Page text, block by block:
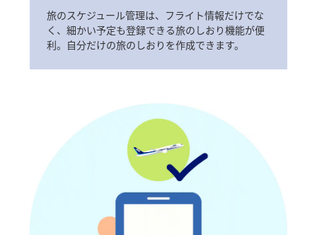
旅のスケジュール管理は、フライト情報だけでな
く、細かい予定も登録できる旅のしおり機能が便
利。自分だけの旅のしおりを作成できます。